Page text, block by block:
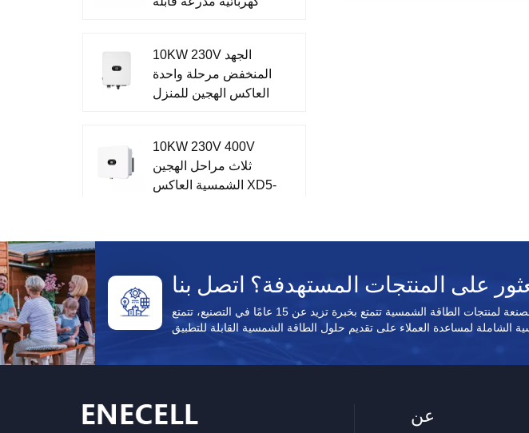
10KW 230V الجهد
المنخفض مرحلة واحدة
العاكس الهجين للمنزل
10KW 230V 400V
ثلاث مراحل الهجين
الشمسية العاكس XD5-
51.2V تخزين الطاقة
نظام واحد XD3-6KTL-
AIO
CFE PVG3 Pro الكل
في واحد خارج الشبكة
نظام تخزين الطاقة
5.5KW 6.2KW عاكس
باعتبارها شركة مصنعة لمنتجات الطاقة الشمسية تتمتع بخبرة تزيد عن 15 عامًا في التصنيع، تتمتع Enecell بخبرة
عن